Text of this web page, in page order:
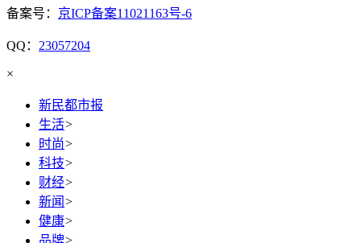
备案号： 京ICP备案11021163号-6
QQ： 23057204
×
新民都市报
生活>
时尚>
科技>
财经>
新闻 >
健康>